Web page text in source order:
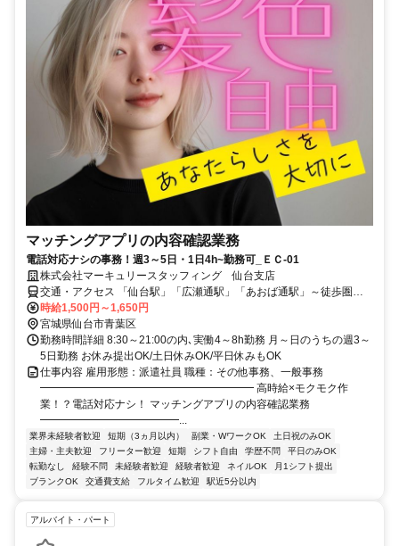
マッチングアプリの内容確認業務
電話対応ナシの事務！週3～5日・1日4h~勤務可_ＥＣ-01
株式会社マーキュリースタッフィング 仙台支店
交通・アクセス 「仙台駅」「広瀬通駅」「あおば通駅」～徒歩圏内
～徒歩圏内
時給1,500円～1,650円
宮城県仙台市青葉区
勤務時間詳細 8:30～21:00の内､実働4～8h勤務 月～日のうちの週3～
5日勤務 お休み提出OK/土日休みOK/平日休みもOK
仕事内容 雇用形態：派遣社員 職種：その他事務、一般事務
━━━━━━━━━━━━━━━━━━━━ 高時給×モクモク作
業！？電話対応ナシ！ マッチングアプリの内容確認業務
━━━━━━━━━━━━━...
業界未経験者歓迎 短期（3ヵ月以内） 副業・WワークOK
土日祝のみOK
主婦・主夫歓迎
フリーター歓迎 短期 シフト自由 学歴不問
平日のみOK
転勤なし
経験不問 未経験者歓迎 経験者歓迎 ネイルOK
月1シフト提出
ブランクOK
交通費支給 フルタイム歓迎 駅近5分以内
アルバイト・パート